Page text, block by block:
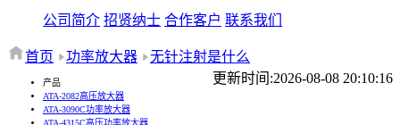
公司简介 招贤纳士 合作客户 联系我们
首页 功率放大器
无针注射是什么
更新时间:2026-08-08 20:10:16
产品
ATA-2082高压放大器
ATA-3090C功率放大器
ATA-4315C高压功率放大器